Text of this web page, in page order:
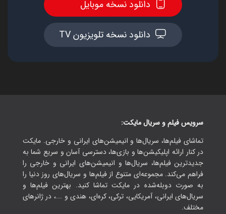
دانلود نسخه موبایل
دانلود نسخه تلویزیون TV
سرویس فیلم و سریال مایکت:
تماشای فیلم‌ها، سریال‌ها و انیمیشن‌های ایرانی و خارجی. مایکت
در کنار ارائه اپلیکیشن‌ها و بازی‌ها، دسترسی آسان و سریع شما به
جدیدترین فیلم‌ها، سریال‌ها و انیمیشن‌های ایرانی و خارجی را
فراهم می‌کند. مجموعه‌ای متنوع از فیلم‌ها و سریال‌های روز دنیا را
به صورت دوبله‌شده در مایکت تماشا کنید. بهترین فیلم‌ها و
سریال‌های ایرانی، آمریکایی، ترکی، کره‌ای، هندی و ...، در ژانرهای
مختلف.